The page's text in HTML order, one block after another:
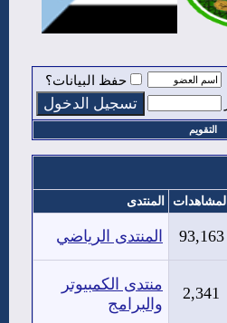
حفظ البيانات؟
التقويم
المشاهدات المنتدى
93,163 المنتدى الرياضي
2,341
منتدى الكمبيوتر
والبرامج